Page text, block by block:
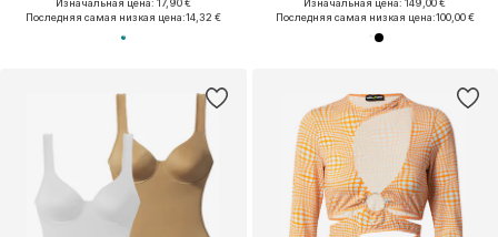
Последняя самая низкая цена:14,32 €
Последняя самая низкая цена:100,00 €